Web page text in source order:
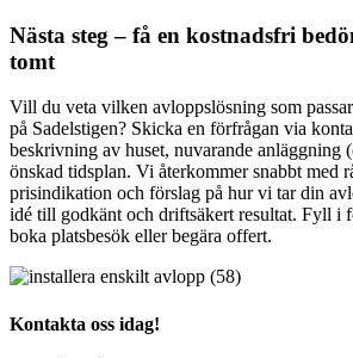
Nästa steg – få en kostnadsfri
tomt
Vill du veta vilken avloppslösning som
på Sadelstigen? Skicka en förfrågan via
beskrivning av huset, nuvarande anläggning
önskad tidsplan. Vi återkommer snabbt med
prisindikation och förslag på hur vi tar din
idé till godkänt och driftsäkert resultat. Fyll i
boka platsbesök eller begära offert.
Kontakta oss idag!